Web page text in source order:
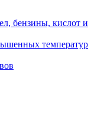
бензины, кислот и
температур